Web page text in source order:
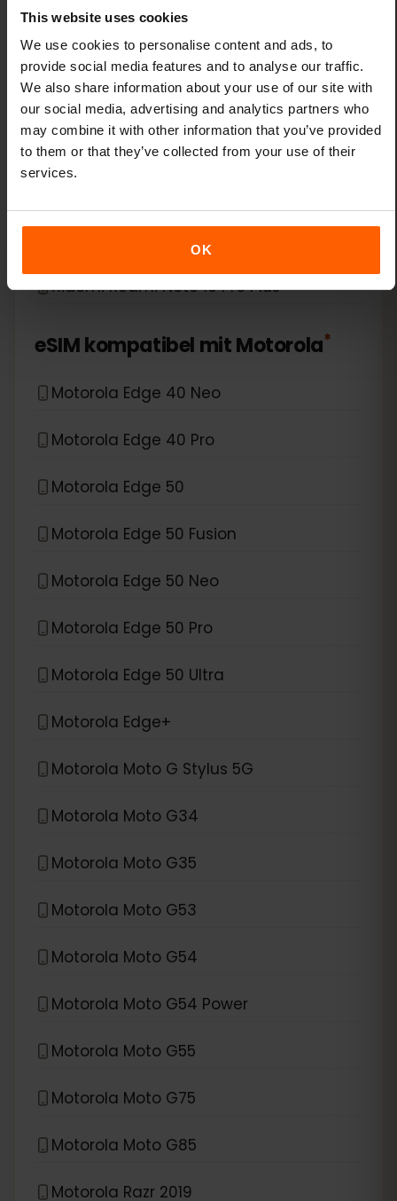
This website uses cookies
We use cookies to personalise content and ads, to
provide social media features and to analyse our traffic.
We also share information about your use of our site with
our social media, advertising and analytics partners who
may combine it with other information that you’ve provided
to them or that they’ve collected from your use of their
services.
OK
Xiaomi 14T
Xiaomi 14T Pro
Xiaomi 15
Xiaomi Redmi Note 13 Pro Plus
eSIM kompatibel mitMotorola*
Motorola Edge 40 Neo
Motorola Edge 40 Pro
Motorola Edge 50
Motorola Edge 50 Fusion
Motorola Edge 50 Neo
Motorola Edge 50 Pro
Motorola Edge 50 Ultra
Motorola Edge+
Motorola Moto G Stylus 5G
Motorola Moto G34
Motorola Moto G35
Motorola Moto G53
Motorola Moto G54
Motorola Moto G54 Power
Motorola Moto G55
Motorola Moto G75
Motorola Moto G85
Motorola Razr 2019